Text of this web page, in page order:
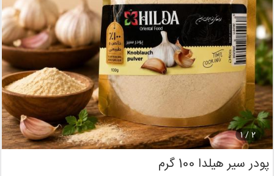
2 /
1
پودر سیر هیلدا 100 گرم